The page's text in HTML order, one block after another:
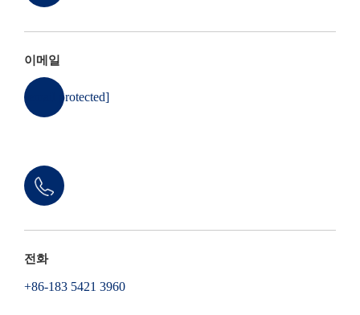
이메일
[email protected]
전화
+86-183 5421 3960